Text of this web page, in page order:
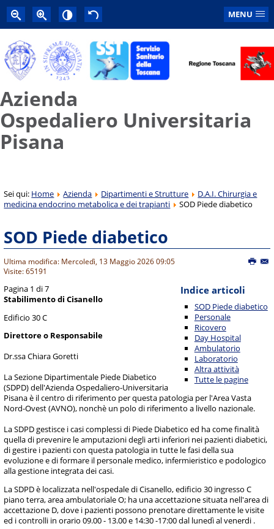
MENU
Azienda
Ospedaliero Universitaria
Pisana
Sei qui: Home Azienda Dipartimenti e Strutture
D.A.I. Chirurgia e
medicina endocrino metabolica e dei trapianti
SOD Piede diabetico
SOD Piede diabetico
Ultima modifica: Mercoledì, 13 Maggio 2026 09:05
Visite: 65191
Indice articoli
SOD Piede diabetico
Personale
Ricovero
Day Hospital
Ambulatorio
Laboratorio
Altra attività
Tutte le pagine
Pagina 1 di 7
Stabilimento di Cisanello
Edificio 30 C
Direttore o Responsabile
Dr.ssa Chiara Goretti
La Sezione Dipartimentale Piede Diabetico
(SDPD) dell'Azienda Ospedaliero-Universitaria
Pisana è il centro di riferimento per questa patologia per l'Area Vasta
Nord-Ovest (AVNO), nonchè un polo di riferimento a livello nazionale.
La SDPD gestisce i casi complessi di Piede Diabetico ed ha come finalità
quella di prevenire le amputazioni degli arti inferiori nei pazienti diabetici,
di gestire i pazienti con questa patologia in tutte le fasi della sua
evoluzione e di formare il personale medico, infermieristico e podologico
alla gestione integrata dei casi.
La SDPD è localizzata nell'ospedale di Cisanello, edificio 30 ingresso C
piano terra, area ambulatoriale O; ha una accettazione situata nell'area di
accettazione D, dove i pazienti possono prenotare direttamente le visite
ed i controlli in orario 09.00 - 13.00 e 14:30 -17:00 dal lunedì al venerdi .